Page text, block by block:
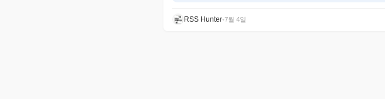
RSS Hunter•7월 4일